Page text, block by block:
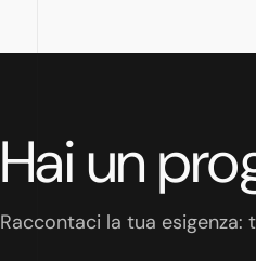
Hai un
Raccontaci la tua